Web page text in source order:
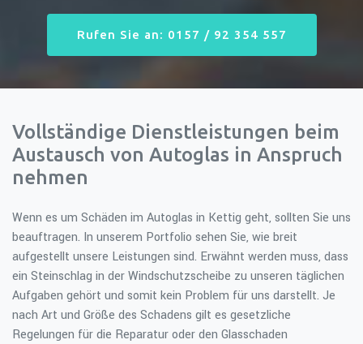
Rufen Sie an: 0157 / 92 354 557
Vollständige Dienstleistungen beim
Austausch von Autoglas in Anspruch
nehmen
Wenn es um Schäden im Autoglas in Kettig geht, sollten Sie uns
beauftragen. In unserem Portfolio sehen Sie, wie breit
aufgestellt unsere Leistungen sind. Erwähnt werden muss, dass
ein Steinschlag in der Windschutzscheibe zu unseren täglichen
Aufgaben gehört und somit kein Problem für uns darstellt. Je
nach Art und Größe des Schadens gilt es gesetzliche
Regelungen für die Reparatur oder den Glasschaden